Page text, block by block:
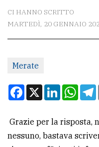
redazione
Scrivici
la
tua
CI HANNO SCRITTO
MARTEDÌ, 20 GENNAIO
Merate
Facebook
X LinkedIn
Grazie per la risposta,
nessuno, bastava